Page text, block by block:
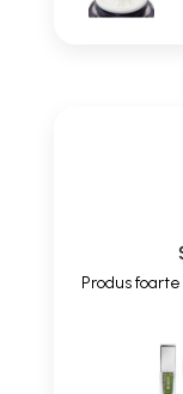
Produs